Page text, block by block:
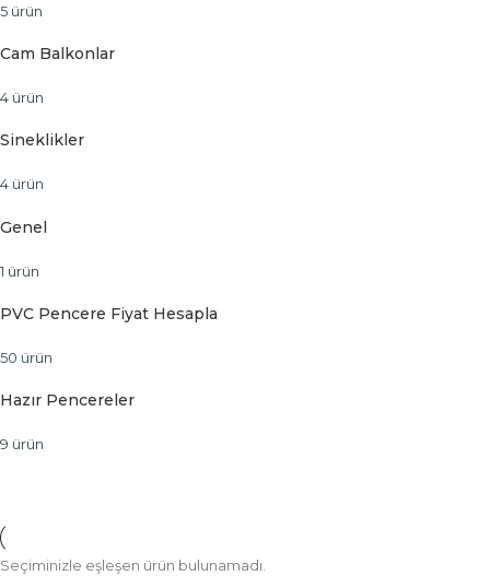
5 ürün
Cam Balkonlar
4 ürün
Sineklikler
4 ürün
Genel
1 ürün
PVC Pencere Fiyat Hesapla
50 ürün
Hazır Pencereler
9 ürün
Seçiminizle eşleşen ürün bulunamadı.